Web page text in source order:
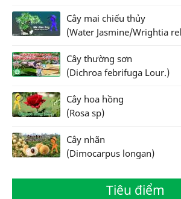
Cây mai chiếu thủy
(Water Jasmine/Wrightia
Cây thường sơn
(Dichroa febrifuga Lour.)
Cây hoa hồng
(Rosa sp)
Cây nhãn
(Dimocarpus longan)
Tiêu điểm